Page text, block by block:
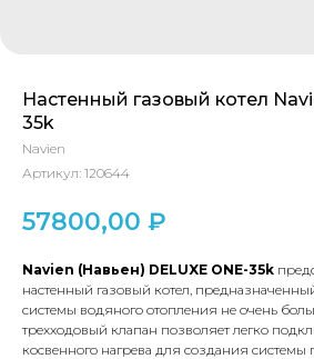
Настенный газовый котел
35k
Navien
Артикул: 120644
57800,00 ₽
Navien (Навьен) DELUXE ONE-35k
настенный газовый котел,
системы водяного отопления не очень
трехходовый клапан позволяет легко
косвенного нагрева для создания системы